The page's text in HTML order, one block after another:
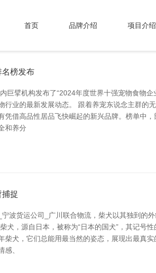
首页 品牌介绍 项目介绍
名榜发布
巨擘机构发布了“2024年度世界十强宠物食物
行业的最新发展动态。 跟着养宠东说念主群的
凭借高品性居品飞快崛起的新兴品牌。榜单中
和养分
捉
波货运公司_广川联合物流，柴犬以其独到的
犬，源自日本，被称为“日本的国犬”，其记号
柴犬，它们总能用最当然的姿态，展现出最真
、